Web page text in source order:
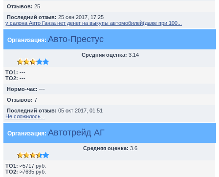
Отзывов: 25
Последний отзыв: 25 сен 2017, 17:25
у салона Авто Ганза нет денег на выкупы автомобилей(даже при 100...
Организация: Авто-Престус
Средняя оценка: 3.14
TO1: ---
TO2: ---
Нормо-час: ---
Отзывов: 7
Последний отзыв: 05 окт 2017, 01:51
Не сложилось...
Организация: Автотрейд АГ
Средняя оценка: 3.6
TO1: ≈5717 руб.
TO2: ≈7635 руб.